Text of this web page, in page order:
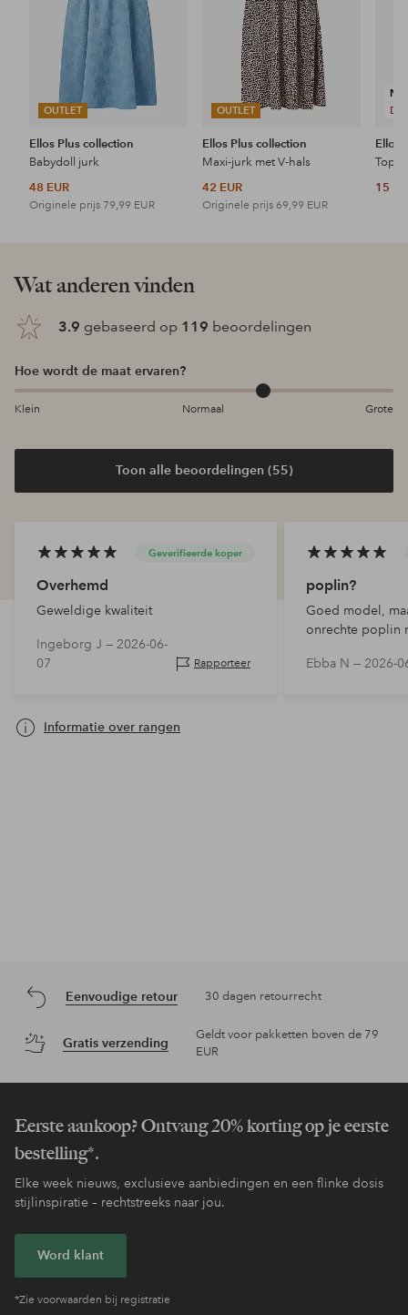
OUTLET
Ellos Plus collection
Babydoll jurk
48 EUR
Originele prijs 79,99 EUR
OUTLET
Ellos Plus collection
Maxi-jurk met V-hals
42 EUR
Originele prijs 69,99 EUR
Ellos
Topje
15
Wat anderen vinden
3.9 gebaseerd op 119 beoordelingen
Hoe wordt de maat ervaren?
Klein Normaal Grote
Toon alle beoordelingen (55)
Geverifieerde koper
Overhemd
Geweldige kwaliteit
Ingeborg J — 2026-06-
07
Rapporteer
poplin?
Goed model,
onrechte poplin
overhemden die
Ebba N — 2026-
Informatie over rangen
Eenvoudige retour 30 dagen retourrecht
Gratis verzending
Geldt voor pakketten boven de 79
EUR
Eerste aankoop? Ontvang 20% korting op je eerste
bestelling*.
Elke week nieuws, exclusieve aanbiedingen en een flinke dosis
stijlinspiratie – rechtstreeks naar jou.
Word klant
*Zie voorwaarden bij registratie